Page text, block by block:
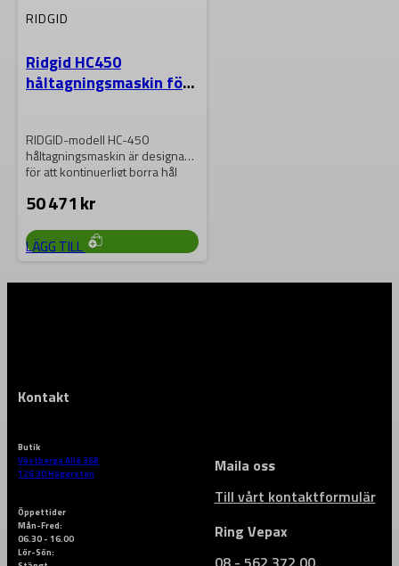
RIDGID
Ridgid HC450
håltagningsmaskin för
RIDGID-modell HC-450
håltagningsmaskin är designad
för att kontinuerligt borra hål
50 471kr
LÄGG TILL
Kontakt
Butik
Västberga Allé 36B
126 30 Hägersten
Maila oss
Till vårt kontaktformulär
Öppettider
Mån-Fred:
06.30 - 16.00
Lör-Sön:
Ring Vepax